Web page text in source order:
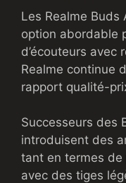
Les Realme Buds
option abordable
d’écouteurs avec
Realme continue
rapport qualité-
Successeurs des
introduisent des
tant en termes
avec des tiges